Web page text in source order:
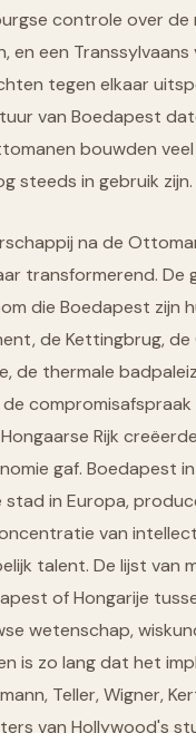
controle over de
en een Transsylvaans
tegen elkaar
van Boedapest
bouwden veel
steeds in gebruik zijn.
na de
transformerend. De
die Boedapest zijn
de Kettingbrug, de
de thermale
compromisafspraak
Rijk creëerde
gaf. Boedapest in
in Europa,
van
talent. De lijst van
of Hongarije
wetenschap,
is zo lang dat het
Teller, Wigner,
van Hollywood's